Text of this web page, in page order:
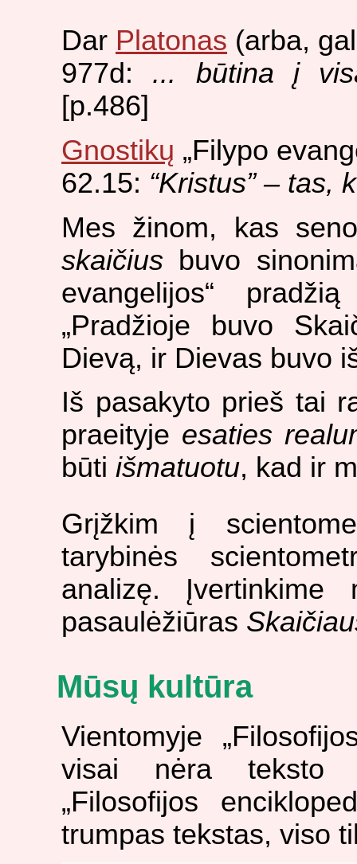
Dar Platonas (arba,
977d: ... būtina į
[p.486]
Gnostikų „Filypo
62.15: “Kristus” – tas,
Mes žinom, kas
skaičius buvo
evangelijos“
„Pradžioje buvo
Dievą, ir Dievas buvo
Iš pasakyto prieš tai
praeityje esaties
būti išmatuotu, kad ir
Grįžkim į
tarybinės
analizę.
pasaulėžiūras
Mūsų kultūra
Vientomyje
visai nėra
„Filosofijos
trumpas tekstas, viso